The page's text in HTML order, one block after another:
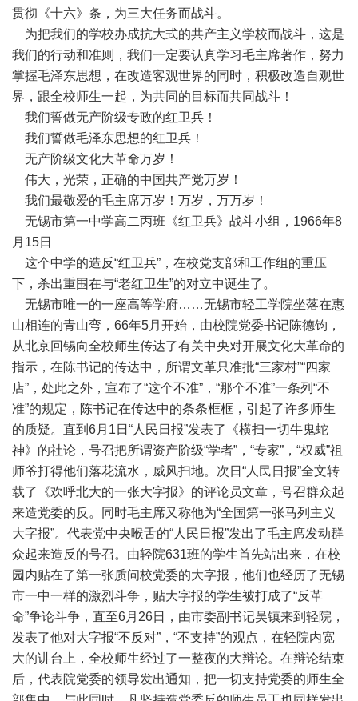
贯彻《十六》条，为三大任务而战斗。
为把我们的学校办成抗大式的共产主义学校而战斗，这是
我们的行动和准则，我们一定要认真学习毛主席著作，努力
掌握毛泽东思想，在改造客观世界的同时，积极改造自观世
界，跟全校师生一起，为共同的目标而共同战斗！
我们誓做无产阶级专政的红卫兵！
我们誓做毛泽东思想的红卫兵！
无产阶级文化大革命万岁！
伟大，光荣，正确的中国共产党万岁！
我们最敬爱的毛主席万岁！万岁，万万岁！
无锡市第一中学高二丙班《红卫兵》战斗小组，1966年8
月15日
这个中学的造反“红卫兵”，在校党支部和工作组的重压
下，杀出重围在与“老红卫生”的对立中诞生了。
无锡市唯一的一座高等学府……无锡市轻工学院坐落在惠
山相连的青山弯，66年5月开始，由校院党委书记陈德钧，
从北京回锡向全校师生传达了有关中央对开展文化大革命的
指示，在陈书记的传达中，所谓文革只准批“三家村”“四家
店”，处此之外，宣布了“这个不准”，“那个不准”一条列“不
准”的规定，陈书记在传达中的条条框框，引起了许多师生
的质疑。直到6月1日“人民日报”发表了《横扫一切牛鬼蛇
神》的社论，号召把所谓资产阶级“学者”，“专家”，“权威”祖
师爷打得他们落花流水，威风扫地。次日“人民日报”全文转
载了《欢呼北大的一张大字报》的评论员文章，号召群众起
来造党委的反。同时毛主席又称他为“全国第一张马列主义
大字报”。代表党中央喉舌的“人民日报”发出了毛主席发动群
众起来造反的号召。由轻院631班的学生首先站出来，在校
园内贴在了第一张质问校党委的大字报，他们也经历了无锡
市一中一样的激烈斗争，贴大字报的学生被打成了“反革
命”争论斗争，直至6月26日，由市委副书记吴镇来到轻院，
发表了他对大字报“不反对”，“不支持”的观点，在轻院内宽
大的讲台上，全校师生经过了一整夜的大辩论。在辩论结束
后，代表院党委的领导发出通知，把一切支持党委的师生全